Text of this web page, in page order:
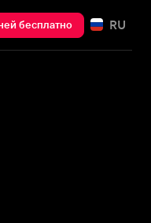
бесплатно RU